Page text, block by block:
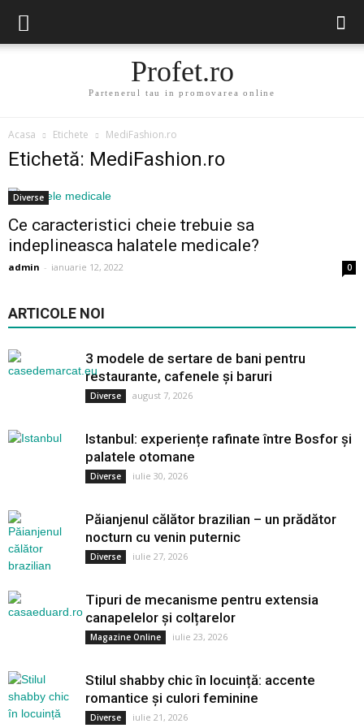
Profet.ro
Partenerul tau in promovarea online
Acasa Etichete MediFashion.ro
Etichetă: MediFashion.ro
Diverse
Ce caracteristici cheie trebuie sa
indeplineasca halatele medicale?
admin - ianuarie 12, 2022 0
ARTICOLE NOI
3 modele de sertare de bani pentru
restaurante, cafenele și baruri
Diverse august 7, 2026
Istanbul: experiențe rafinate între Bosfor și
palatele otomane
Diverse iulie 30, 2026
Păianjenul călător brazilian – un prădător
nocturn cu venin puternic
Diverse iulie 27, 2026
Tipuri de mecanisme pentru extensia
canapelelor și colțarelor
Magazine Online iulie 23, 2026
Stilul shabby chic în locuință: accente
romantice și culori feminine
Diverse iulie 21, 2026